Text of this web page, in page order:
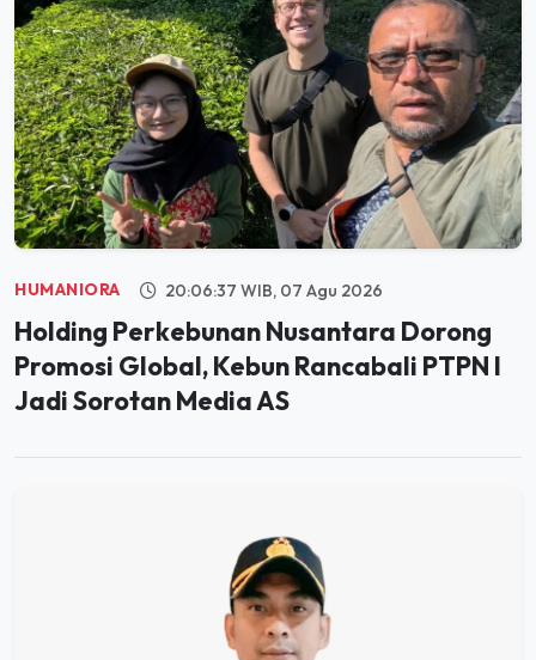
HUMANIORA 20:06:37 WIB, 07 Agu 2026
Holding Perkebunan Nusantara Dorong
Promosi Global, Kebun Rancabali PTPN I
Jadi Sorotan Media AS